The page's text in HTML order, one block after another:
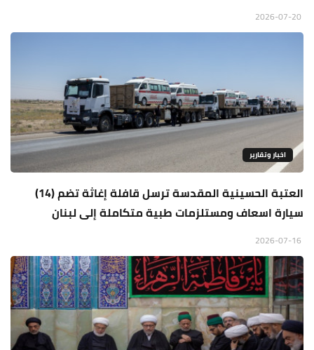
اخبار وتقارير
العتبة الحسينية المقدسة ترسل قافلة إغاثة تضم (14)
سيارة اسعاف ومستلزمات طبية متكاملة إلى لبنان